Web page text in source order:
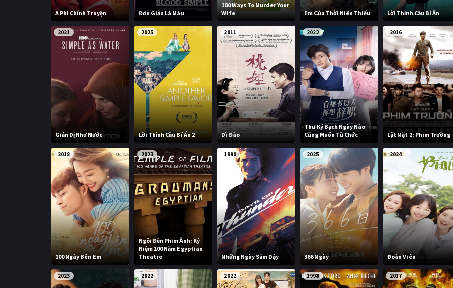
A Phi Chính Truyện Đơn Giản Là Máu
100 Ways To Murder Your
Wife
Em Của Thời Niên Thiếu Lời Thỉnh Cầu Bí Ẩn
2021
Giản Dị Như Nước
2025
Lời Thỉnh Cầu Bí Ẩn 2
2011
Dì Đào
2022
Thư Ký Bạch Ngày Nào
Cũng Muốn Từ Chức
2016
Lật Mặt 2: Phim Trường
2018
100 Ngày Bên Em
2023
Ngôi Đền Phim Ảnh: Kỷ
Niệm 100 Năm Egyptian
Theatre
1990
Những Ngày Sấm Dậy
2025
366 Ngày
2024
Đoàn Viên
2023 2022 2022 1998 2017